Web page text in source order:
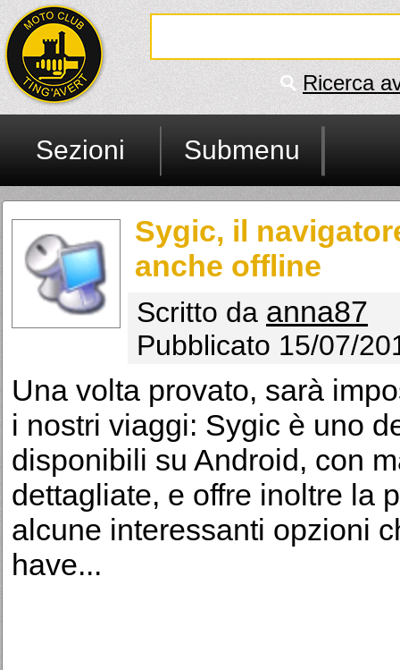
Ricerca
Sezioni Submenu
Sygic, il
anche offline
Scritto da anna87
Pubblicato 15/07/
Una volta provato, sarà
i nostri viaggi: Sygic è uno
disponibili su Android, con
dettagliate, e offre inoltre la
alcune interessanti opzioni
have...